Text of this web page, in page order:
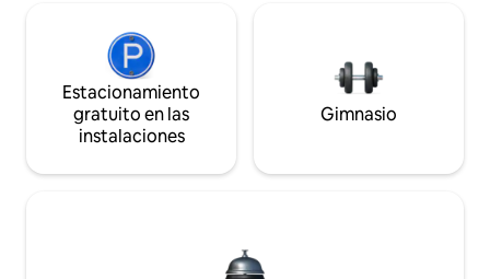
Estacionamiento
gratuito en las
instalaciones
Gimnasio